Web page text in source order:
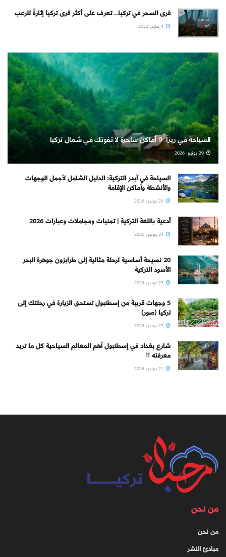
قرى السحر في تركيا.. تعرف على أكثر قرى تركيا إثارةً للرعب
4 يناير، 2022
السياحة في ريزا: 9 أماكن ساحرة لا تفوتك في شمال تركيا
29 يونيو، 2026
السياحة في آيدر التركية: الدليل الشامل لأجمل الوجهات
والأنشطة وأماكن الإقامة
29 يونيو، 2026
أدعية باللغة التركية | تمنيات ومجاملات وعبارات 2026
24 يونيو، 2026
20 نصيحة أساسية لرحلة مثالية إلى طرابزون جوهرة البحر
الأسود التركية
23 يونيو، 2026
5 وجهات قريبة من إسطنبول تستحق الزيارة في رحلتك إلى
تركيا (صور)
23 يونيو، 2026
شارع بغداد في إسطنبول أهم المعالم السياحية كل ما تريد
معرفته !!
21 يونيو، 2026
من نحن
من نحن
مبادئ النشر